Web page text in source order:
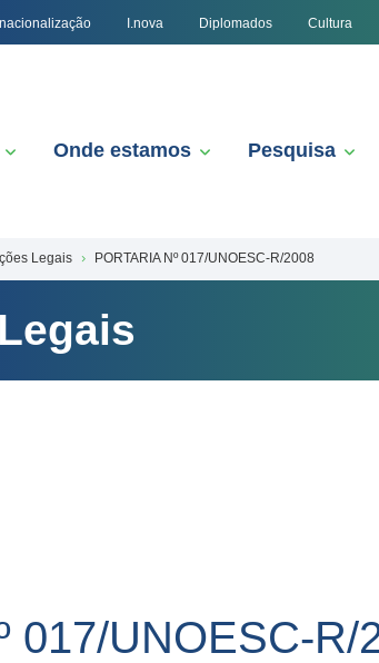
I.nova Diplomados Cultura
Onde estamos Pesquisa
Legais PORTARIA Nº 017/UNOESC-R/2008
017/UNOESC-R/